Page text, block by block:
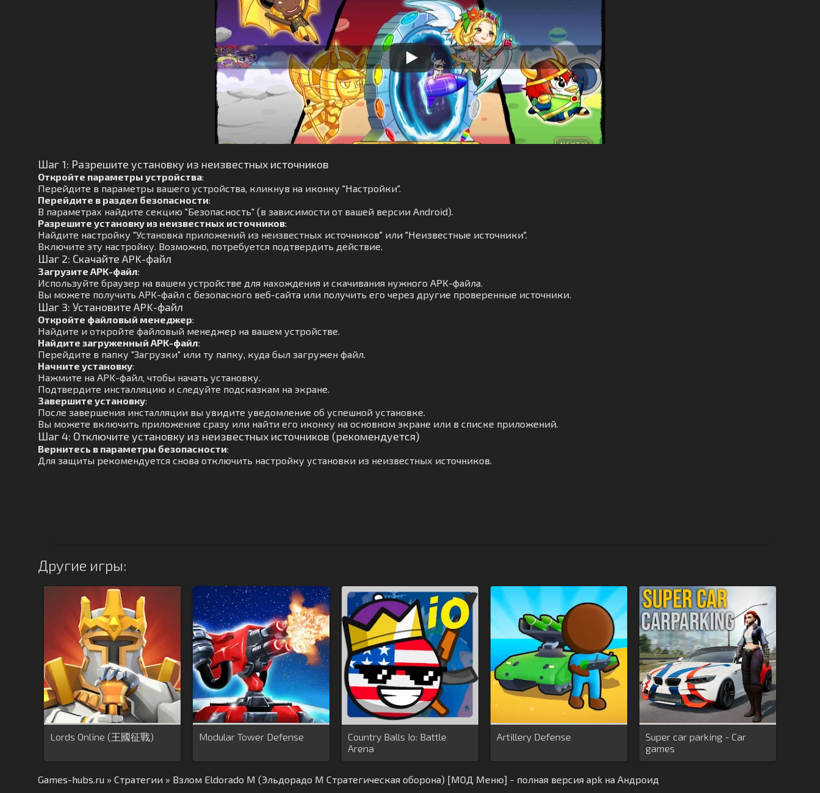
Шаг 1: Разрешите установку из неизвестных источников
Откройте параметры устройства:
Перейдите в параметры вашего устройства, кликнув на иконку "Настройки".
Перейдите в раздел безопасности:
В параметрах найдите секцию "Безопасность" (в зависимости от вашей версии Android).
Разрешите установку из неизвестных источников:
Найдите настройку "Установка приложений из неизвестных источников" или "Неизвестные источники".
Включите эту настройку. Возможно, потребуется подтвердить действие.
Шаг 2: Скачайте APK-файл
Загрузите APK-файл:
Используйте браузер на вашем устройстве для нахождения и скачивания нужного APK-файла.
Вы можете получить APK-файл с безопасного веб-сайта или получить его через другие проверенные источники.
Шаг 3: Установите APK-файл
Откройте файловый менеджер:
Найдите и откройте файловый менеджер на вашем устройстве.
Найдите загруженный APK-файл:
Перейдите в папку "Загрузки" или ту папку, куда был загружен файл.
Начните установку:
Нажмите на APK-файл, чтобы начать установку.
Подтвердите инсталляцию и следуйте подсказкам на экране.
Завершите установку:
После завершения инсталляции вы увидите уведомление об успешной установке.
Вы можете включить приложение сразу или найти его иконку на основном экране или в списке приложений.
Шаг 4: Отключите установку из неизвестных источников (рекомендуется)
Вернитесь в параметры безопасности:
Для защиты рекомендуется снова отключить настройку установки из неизвестных источников.
Другие игры:
Lords Online (王國征戰) Modular Tower Defense
Country Balls Io: Battle
Arena
Artillery Defense
Super car parking - Car
games
Games-hubs.ru » Стратегии » Взлом Eldorado M (Эльдорадо М Стратегическая оборона) [МОД Меню] - полная версия apk на Андроид